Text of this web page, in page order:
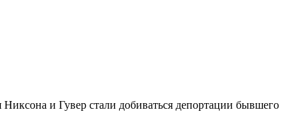
и Гувер стали добиваться депортации бывшего